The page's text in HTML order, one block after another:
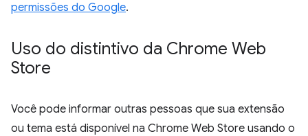
permissões do Google.
Uso do distintivo da Chrome Web
Store
Você pode informar outras pessoas que sua extensão
ou tema está disponível na Chrome Web Store usando o